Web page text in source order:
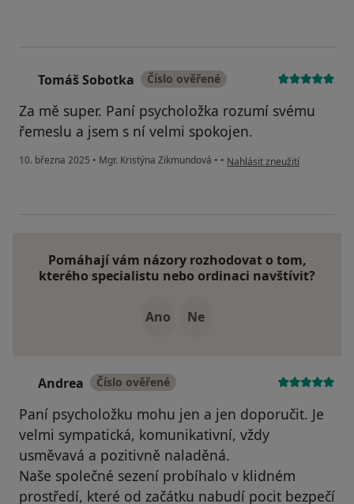
Tomáš Sobotka Číslo ověřené
Za mě super. Paní psycholožka rozumí svému
řemeslu a jsem s ní velmi spokojen.
10. března 2025 • Mgr. Kristýna Zikmundová • • podle názoru uživatele
Nahlásit zneužití
Pomáhají vám názory rozhodovat o tom,
kterého specialistu nebo ordinaci navštívit?
Ano Ne
Andrea Číslo ověřené
Paní psycholožku mohu jen a jen doporučit. Je
velmi sympatická, komunikativní, vždy
usměvavá a pozitivně naladěná.
Naše společné sezení probíhalo v klidném
prostředí, které od začátku nabudí pocit bezpečí